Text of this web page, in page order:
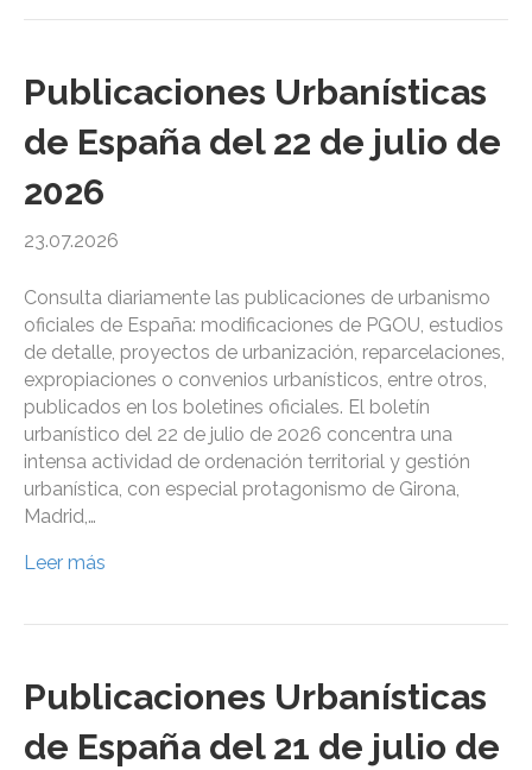
Publicaciones Urbanísticas
de España del 22 de julio de
2026
23.07.2026
Consulta diariamente las publicaciones de urbanismo
oficiales de España: modificaciones de PGOU, estudios
de detalle, proyectos de urbanización, reparcelaciones,
expropiaciones o convenios urbanísticos, entre otros,
publicados en los boletines oficiales. El boletín
urbanístico del 22 de julio de 2026 concentra una
intensa actividad de ordenación territorial y gestión
urbanística, con especial protagonismo de Girona,
Madrid,…
Leer más
Publicaciones Urbanísticas
de España del 21 de julio de